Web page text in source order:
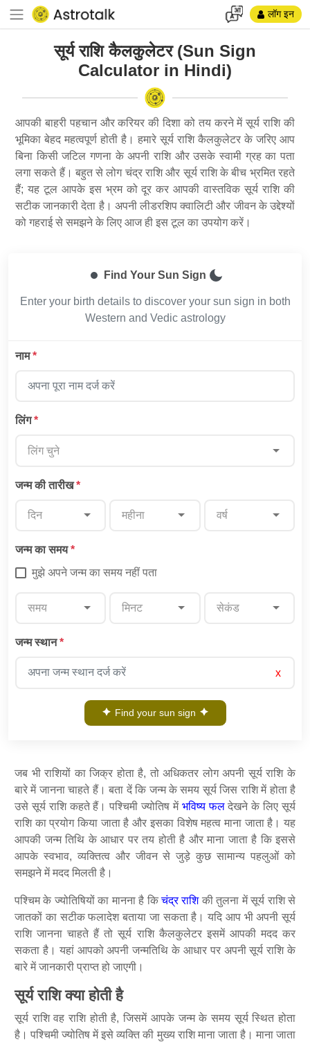
लॉग इन
सूर्य राशि कैलकुलेटर (Sun Sign
Calculator in Hindi)
आपकी बाहरी पहचान और करियर की दिशा को तय करने में सूर्य राशि की
भूमिका बेहद महत्वपूर्ण होती है। हमारे सूर्य राशि कैलकुलेटर के जरिए आप
बिना किसी जटिल गणना के अपनी राशि और उसके स्वामी ग्रह का पता
लगा सकते हैं। बहुत से लोग चंद्र राशि और सूर्य राशि के बीच भ्रमित रहते
हैं; यह टूल आपके इस भ्रम को दूर कर आपकी वास्तविक सूर्य राशि की
सटीक जानकारी देता है। अपनी लीडरशिप क्वालिटी और जीवन के उद्देश्यों
को गहराई से समझने के लिए आज ही इस टूल का उपयोग करें।
Find Your Sun Sign
Enter your birth details to discover your sun sign in both
Western and Vedic astrology
नाम*
लिंग*
लिंग चुने
जन्म की तारीख*
दिन महीना वर्ष
जन्म का समय*
मुझे अपने जन्म का समय नहीं पता
समय मिनट सेकंड
जन्म स्थान*
x
Find your sun sign
जब भी राशियों का जिक्र होता है, तो अधिकतर लोग अपनी सूर्य राशि के
बारे में जानना चाहते हैं। बता दें कि जन्म के समय सूर्य जिस राशि में होता है
उसे सूर्य राशि कहते हैं। पश्चिमी ज्योतिष में भविष्य फलदेखने के लिए सूर्य
राशि का प्रयोग किया जाता है और इसका विशेष महत्व माना जाता है। यह
आपकी जन्म तिथि के आधार पर तय होती है और माना जाता है कि इससे
आपके स्वभाव, व्यक्तित्व और जीवन से जुड़े कुछ सामान्य पहलुओं को
समझने में मदद मिलती है।
पश्चिम के ज्योतिषियों का मानना है किचंद्र राशिकी तुलना में सूर्य राशि से
जातकों का सटीक फलादेश बताया जा सकता है। यदि आप भी अपनी सूर्य
राशि जानना चाहते हैं तो सूर्य राशि कैलकुलेटर इसमें आपकी मदद कर
सकता है। यहां आपको अपनी जन्मतिथि के आधार पर अपनी सूर्य राशि के
बारे में जानकारी प्राप्त हो जाएगी।
सूर्य राशि क्या होती है
सूर्य राशि वह राशि होती है, जिसमें आपके जन्म के समय सूर्य स्थित होता
है। पश्चिमी ज्योतिष में इसे व्यक्ति की मुख्य राशि माना जाता है। माना जाता